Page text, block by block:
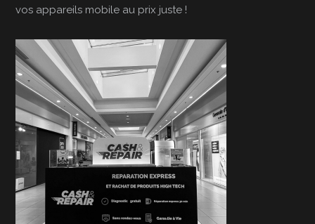
vos appareils mobile au prix juste !